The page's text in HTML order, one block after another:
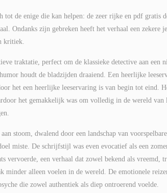
de enige die kan helpen: de zeer rijke en pdf gratis
Ondanks zijn gebreken heeft het verhaal een zekere
kritiek.
traktatie, perfect om de klassieke detective aan een
houdt de bladzijden draaiend. Een heerlijke
het een heerlijke leeservaring is van begin tot eind.
het gemakkelijk was om volledig in de wereld van
stoom, dwalend door een landschap van
miste. De schrijfstijl was even evocatief als een
vervoerde, een verhaal dat zowel bekend als vreemd,
minder alleen voelen in de wereld. De emotionele
die zowel authentiek als diep ontroerend voelde.